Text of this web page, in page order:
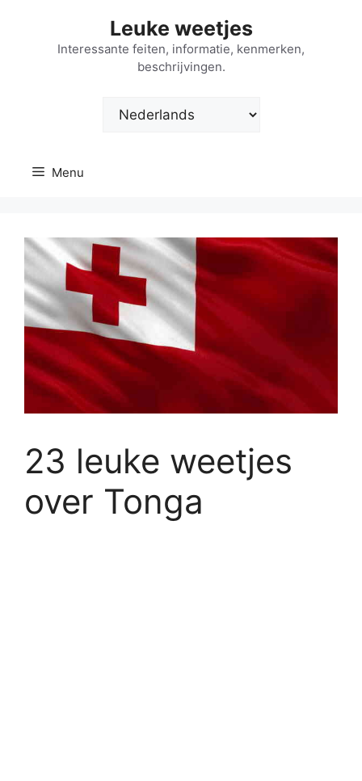
Leuke weetjes
Interessante feiten, informatie, kenmerken,
beschrijvingen.
Kies
Menu
23 leuke weetjes
over Tonga